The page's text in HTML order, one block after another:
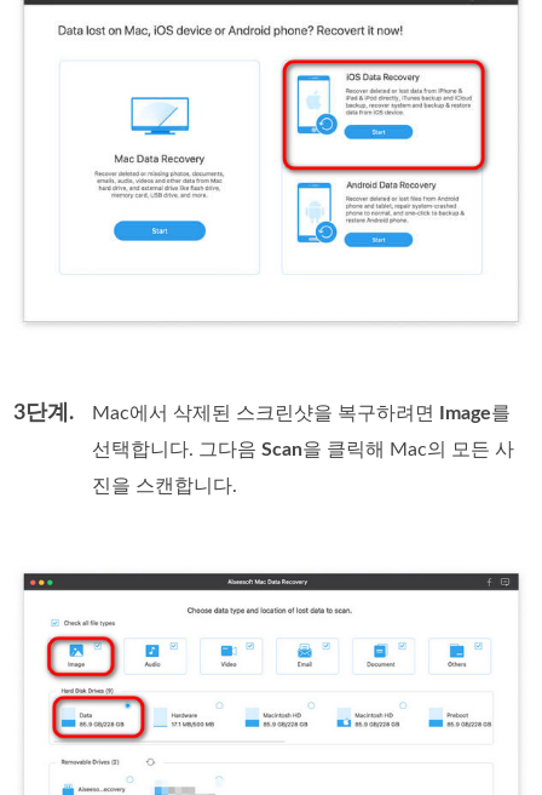
3단계. Mac에서 삭제된 스크린샷을 복구하려면 Image를
선택합니다. 그다음Scan을 클릭해 Mac의 모든 사
진을 스캔합니다.